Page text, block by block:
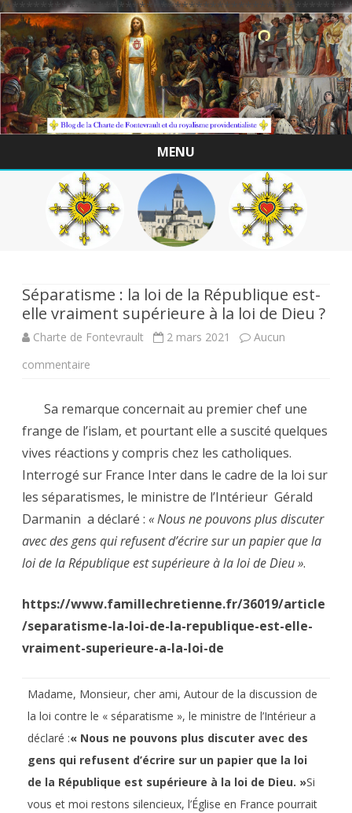
/
MENU
Skip
to
content
Séparatisme : la loi de la République est-
elle vraiment supérieure à la loi de Dieu ?
Charte de Fontevrault 2 mars 2021
Aucun
commentaire
:
loi
de
la
République
elle
à
la
de
Dieu
Sa remarque concernait au premier chef une
frange de l’islam, et pourtant elle a suscité quelques
vives réactions y compris chez les catholiques.
Interrogé sur France Inter dans le cadre de la loi sur
les séparatismes, le ministre de l’Intérieur Gérald
Darmanin a déclaré : « Nous ne pouvons plus discuter
avec des gens qui refusent d’écrire sur un papier que la
loi de la République est supérieure à la loi de Dieu ».
https://www.famillechretienne.fr/36019/article
/separatisme-la-loi-de-la-republique-est-elle-
vraiment-superieure-a-la-loi-de
Madame, Monsieur, cher ami, Autour de la discussion de
la loi contre le « séparatisme », le ministre de l’Intérieur a
déclaré :« Nous ne pouvons plus discuter avec des
gens qui refusent d’écrire sur un papier que la loi
de la République est supérieure à la loi de Dieu. »Si
vous et moi restons silencieux, l’Église en France pourrait